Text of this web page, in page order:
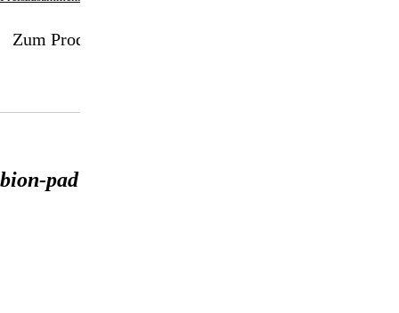
Zum Produkt
bion-pad 02 body